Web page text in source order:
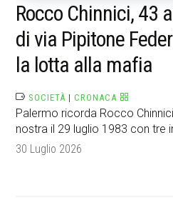
Rocco Chinnici, 43
di via Pipitone
la lotta alla mafia
SOCIETÀ |CRONACA
Palermo ricorda Rocco
nostra il 29 luglio 1983 con tre
30 Luglio 2026